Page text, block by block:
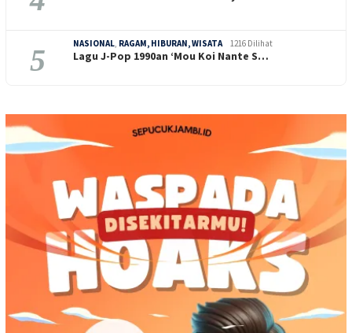
5 NASIONAL RAGAM, HIBURAN, WISATA 1216 Dilihat
Lagu J-Pop 1990an ‘Mou Koi Nante S…